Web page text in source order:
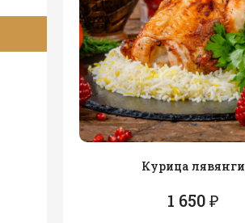
Курица лявянги
1 650 ₽